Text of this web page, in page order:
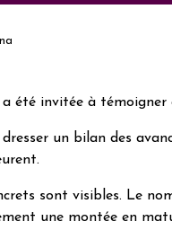
été invitée à témoigner
un bilan des
sont visibles. Le
une montée en